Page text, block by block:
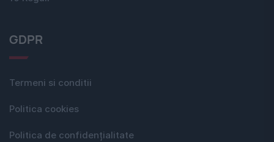
GDPR
Termeni si conditii
Politica cookies
Politica de confidențialitate